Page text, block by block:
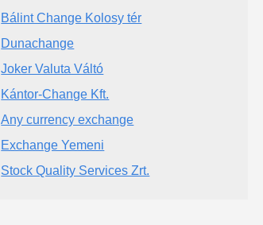
Bálint Change Kolosy tér
Dunachange
Joker Valuta Váltó
Kántor-Change Kft.
Any currency exchange
Exchange Yemeni
Stock Quality Services Zrt.